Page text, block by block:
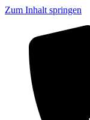
Zum Inhalt springen